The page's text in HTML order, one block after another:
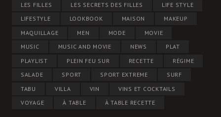
LES FILLES
LES SECRETS DES FILLES
LIFE STYLE
LIFESTYLE
LOOKBOOK MAISON
MAKEUP
MAQUILLAGE
MEN MODE
MOVIE
MUSIC
MUSIC AND MOVIE NEWS
PLAT
PLAYLIST
PLEIN FEU SUR RECETTE
RÉGIME
SALADE
SPORT SPORT EXTREME
SURF
TABU
VILLA VIN
VINS ET COCKTAILS
VOYAGE
À TABLE À TABLE RECETTE